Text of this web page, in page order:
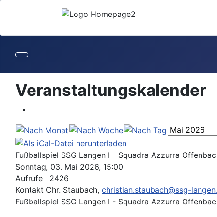
Veranstaltungskalender
Fußballspiel SSG Langen I - Squadra Azzurra
Sonntag, 03. Mai 2026, 15:00
Aufrufe : 2426
Kontakt Chr. Staubach, christian.staubach@ssg-
Fußballspiel SSG Langen I - Squadra Azzurra